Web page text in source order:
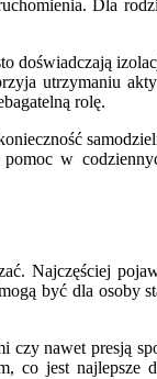
Dla
doświadczają
utrzymaniu
rolę.
w
Najczęściej
być dla osoby
nawet presją
jest najlepsze